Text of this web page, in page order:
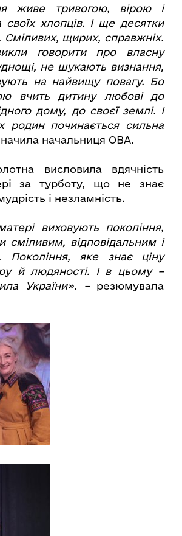
живе тривогою, вірою і
хлопців. І ще десятки
Сміливих, щирих, справжніх.
говорити про власну
не шукають визнання,
на найвищу повагу. Бо
вчить дитину любові до
дому, до своєї землі. І
родин починається сильна
начальниця ОВА.
висловила вдячність
за турботу, що не знає
і незламність.
виховують покоління,
сміливим, відповідальним і
Покоління, яке знає ціну
й людяності. І в цьому –
України». –резюмувала